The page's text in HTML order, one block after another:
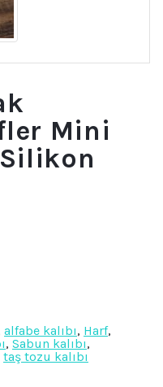
Mini
alfabe kalıbı, Harf,
, Sabun kalıbı,
taş tozu kalıbı